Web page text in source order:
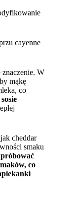
cayenne
znaczenie. W
mąkę
co
sosie
cheddar
smaku
co